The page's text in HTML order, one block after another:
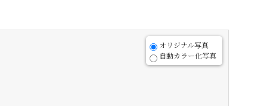
オリジナル写真
自動カラー化写真